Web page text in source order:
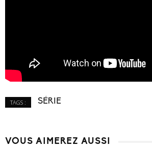
TAGS : SÉRIE
VOUS AIMEREZ AUSSI